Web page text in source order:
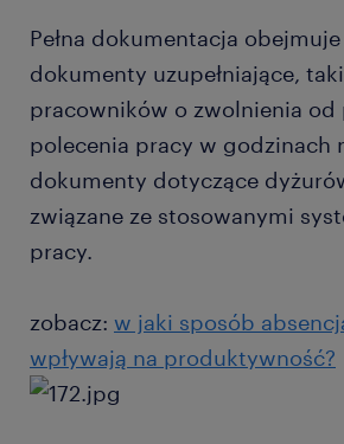
Pełna dokumentacja
dokumenty uzupełniające,
pracowników o zwolnienia od
polecenia pracy w godzinach
dokumenty dotyczące
związane ze stosowanymi
pracy.
zobacz: w jaki sposób
wpływają na produktywność?